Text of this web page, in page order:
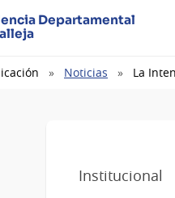
Departamental
Noticias La
Institucional